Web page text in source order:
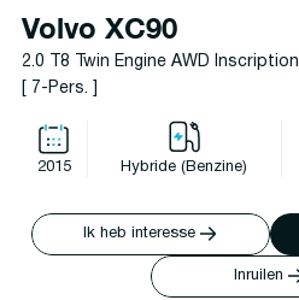
Volvo XC90
2.0 T8 Twin Engine AWD Inscription
[ 7-Pers. ]
2015 Hybride (Benzine)
Ik heb interesse
Inruilen